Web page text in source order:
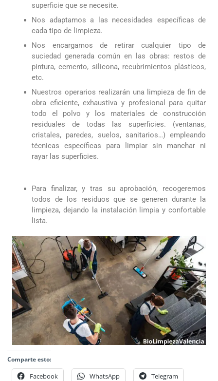
superficie que se necesite.
Nos adaptamos a las necesidades específicas de
cada tipo de limpieza.
Nos encargamos de retirar cualquier tipo de
suciedad generada común en las obras: restos de
pintura, cemento, silicona, recubrimientos plásticos,
etc.
Nuestros operarios realizarán una limpieza de fin de
obra eficiente, exhaustiva y profesional para quitar
todo el polvo y los materiales de construcción
residuales de todas las superficies. (ventanas,
cristales, paredes, suelos, sanitarios…) empleando
técnicas específicas para limpiar sin manchar ni
rayar las superficies.
Para finalizar, y tras su aprobación, recogeremos
todos de los residuos que se generen durante la
limpieza, dejando la instalación limpia y confortable
lista.
Comparte esto:
Facebook WhatsApp Telegram